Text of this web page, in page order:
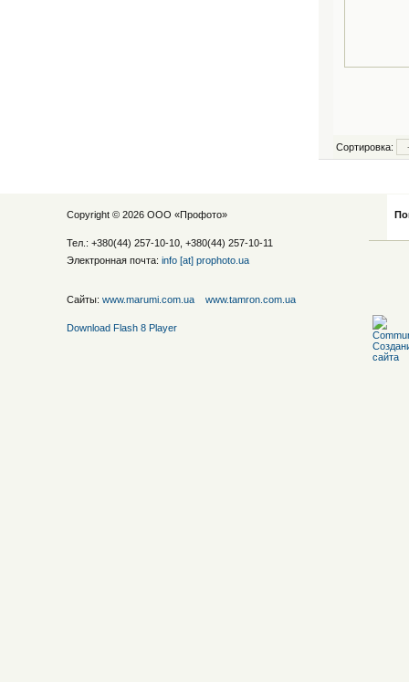
Сортировка:
Copyright © 2026 ООО «Профото»
Тел.: +380(44) 257-10-10, +380(44) 257-10-11
Электронная почта: info [at] prophoto.ua
Сайты: www.marumi.com.ua www.tamron.com.ua
Download Flash 8 Player